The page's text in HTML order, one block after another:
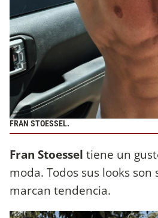
FRAN STOESSEL.
Fran Stoessel tiene un
moda. Todos sus looks son
marcan tendencia.